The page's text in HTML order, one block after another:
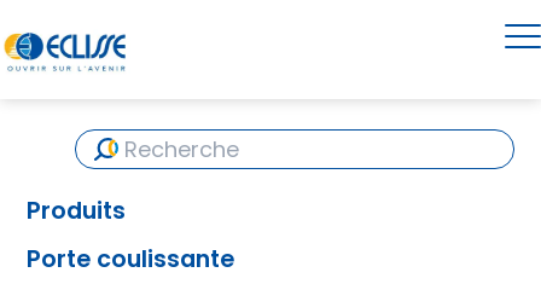
Produits
Porte coulissante